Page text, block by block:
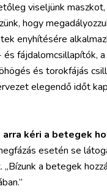
viseljünk maszkot,
hogy
enyhítésére
és fájdalomcsillapítók,
és torokfájás
elegendő időt
arra kéri a betegek
esetén se
a betegek